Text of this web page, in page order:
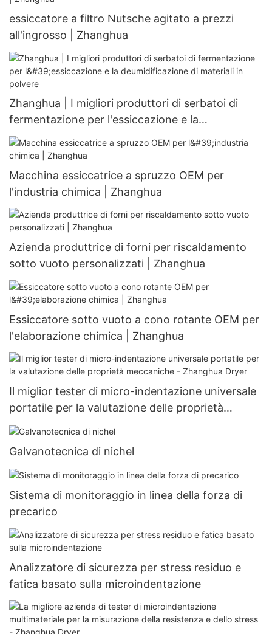
essiccatore a filtro Nutsche agitato a prezzi
all'ingrosso | Zhanghua
Zhanghua | I migliori produttori di serbatoi di
fermentazione per l'essiccazione e la
deumidificazione di materiali in polvere
Macchina essiccatrice a spruzzo OEM per
l'industria chimica | Zhanghua
Azienda produttrice di forni per riscaldamento
sotto vuoto personalizzati | Zhanghua
Essiccatore sotto vuoto a cono rotante OEM per
l'elaborazione chimica | Zhanghua
Il miglior tester di micro-indentazione universale
portatile per la valutazione delle proprietà
meccaniche - Zhanghua Dryer
Galvanotecnica di nichel
Sistema di monitoraggio in linea della forza di
precarico
Analizzatore di sicurezza per stress residuo e
fatica basato sulla microindentazione